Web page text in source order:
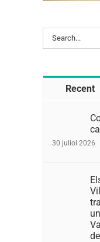
Search
for:
Recent
30 juliol 2026